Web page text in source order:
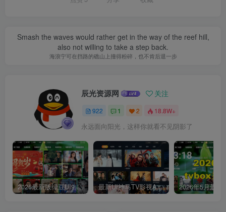
Smash the waves would rather get in the way of the reef hill,
also not willing to take a step back.
海浪宁可在挡路的礁山上撞得粉碎，也不肯后退一步
辰光资源网 关注
922 1 2 18.8W+
永远面向阳光，这样你就看不见阴影了
2026最新版绿豆UI9双端影视APP源码 最新UI神马TV影视APP源码 乐檬影视苹果CMS后台 包含前后端源码